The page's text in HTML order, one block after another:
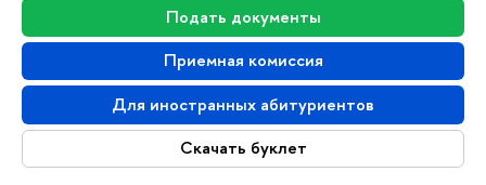
Подать документы
Приемная комиссия
Для иностранных абитуриентов
Скачать буклет